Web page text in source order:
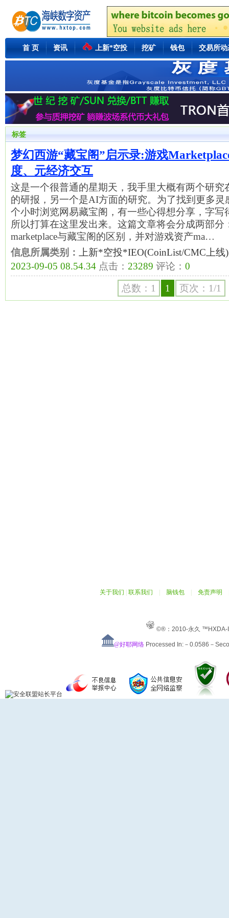
首 页 资讯 上新*空投 挖矿 钱包 交易所动
标签
梦幻西游“藏宝阁”启示录:游戏
度、元经济交互
这是一个很普通的星期天，我手里大概有两个研究
的研报，另一个是AI方面的研究。为了找到更多
个小时浏览网易藏宝阁，有一些心得想分享，字写
所以打算在这里发出来。这篇文章将会分成两部分
marketplace与藏宝阁的区别，并对游戏资产ma…
信息所属类别：
上新*空投*IEO(CoinList/CMC上线)
2023-09-05 08.54.34 点击： 23289 评论： 0
总数：1 1 页次：1/1
关于我们 联系我们 脑钱包 免责声明
©®：2010-永久
@好耶网络 Processed In:－0.0586－